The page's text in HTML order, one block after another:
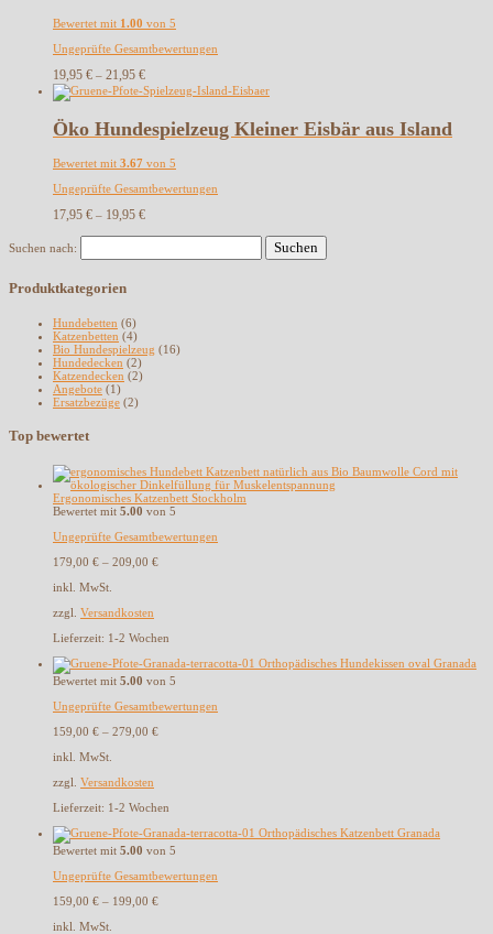
Bewertet mit 1.00 von 5
Ungeprüfte Gesamtbewertungen
19,95 € – 21,95 €
Öko Hundespielzeug Kleiner Eisbär aus Island
Bewertet mit 3.67 von 5
Ungeprüfte Gesamtbewertungen
17,95 € – 19,95 €
Suchen nach:
Produktkategorien
Hundebetten (6)
Katzenbetten (4)
Bio Hundespielzeug (16)
Hundedecken (2)
Katzendecken (2)
Angebote (1)
Ersatzbezüge (2)
Top bewertet
Ergonomisches Katzenbett Stockholm
Bewertet mit 5.00 von 5
Ungeprüfte Gesamtbewertungen
179,00 € – 209,00 €
inkl. MwSt.
zzgl. Versandkosten
Lieferzeit: 1-2 Wochen
Orthopädisches Hundekissen oval Granada
Bewertet mit 5.00 von 5
Ungeprüfte Gesamtbewertungen
159,00 € – 279,00 €
inkl. MwSt.
zzgl. Versandkosten
Lieferzeit: 1-2 Wochen
Orthopädisches Katzenbett Granada
Bewertet mit 5.00 von 5
Ungeprüfte Gesamtbewertungen
159,00 € – 199,00 €
inkl. MwSt.